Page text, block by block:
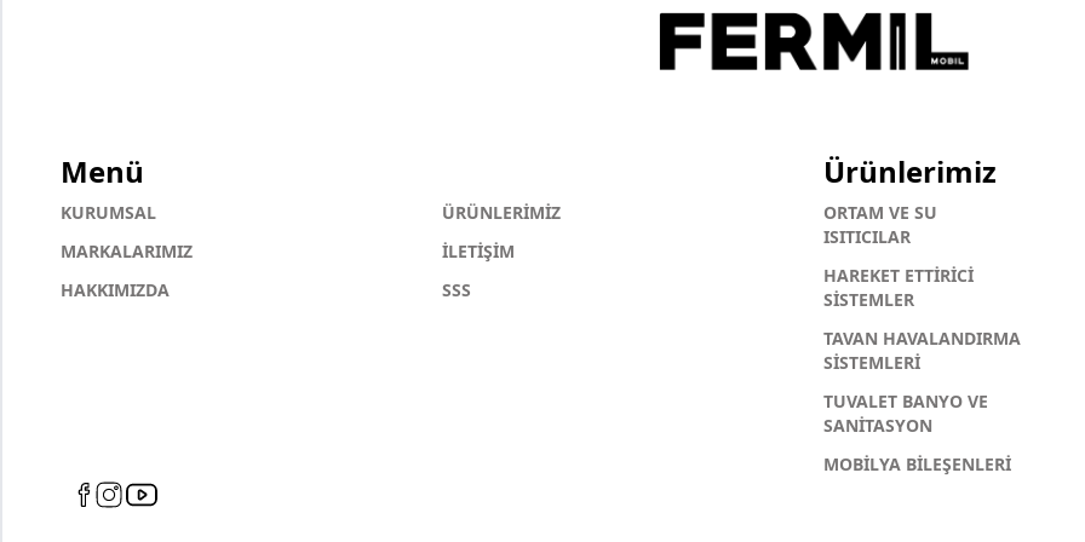
Menü
KURUMSAL
ÜRÜNLERİMİZ
MARKALARIMIZ
İLETİŞİM
HAKKIMIZDA
SSS
Ürünlerimiz
ORTAM VE SU
ISITICILAR
HAREKET ETTİRİCİ
SİSTEMLER
TAVAN HAVALANDIRMA
SİSTEMLERİ
TUVALET BANYO VE
SANİTASYON
MOBİLYA BİLEŞENLERİ